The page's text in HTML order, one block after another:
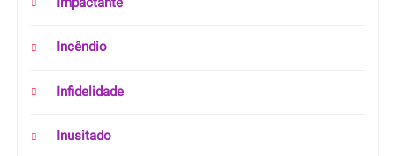
Incêndio
Infidelidade
Inusitado